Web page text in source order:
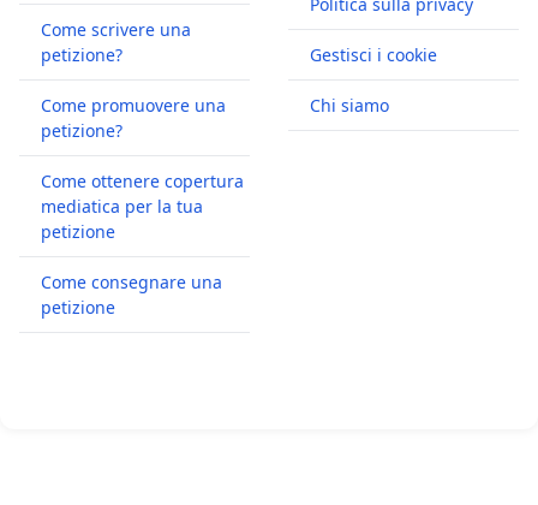
Come scrivere una
petizione?
Come promuovere una
petizione?
Come ottenere copertura
mediatica per la tua
petizione
Come consegnare una
petizione
Gestisci i cookie
Chi siamo